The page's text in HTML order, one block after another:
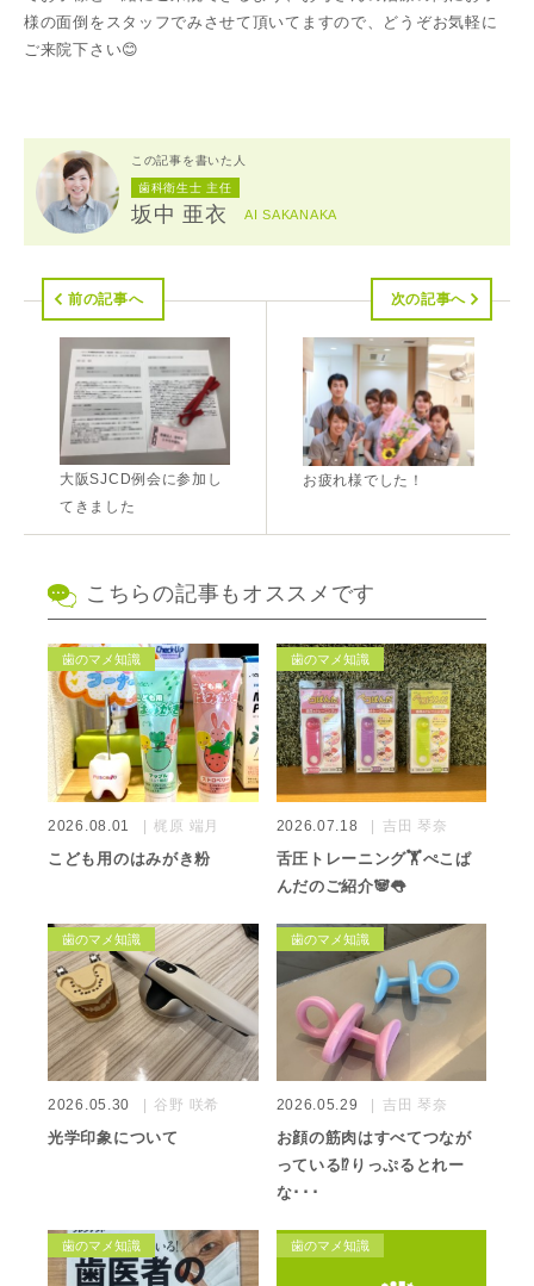
様の面倒をスタッフでみさせて頂いてますので、どうぞお気軽に
ご来院下さい😊
この記事を書いた人
歯科衛生士 主任
坂中 亜衣 AI SAKANAKA
前の記事へ
大阪SJCD例会に参加し
てきました
次の記事へ
お疲れ様でした！
こちらの記事もオススメです
歯のマメ知識
2026.08.01 梶原 端月
こども用のはみがき粉
歯のマメ知識
2026.07.18 吉田 琴奈
舌圧トレーニング🏋️ぺこぱ
んだのご紹介🐼👅
歯のマメ知識
2026.05.30 谷野 咲希
光学印象について
歯のマメ知識
2026.05.29 吉田 琴奈
お顔の筋肉はすべてつなが
っている⁉️りっぷるとれー
な･･･
歯のマメ知識 歯のマメ知識